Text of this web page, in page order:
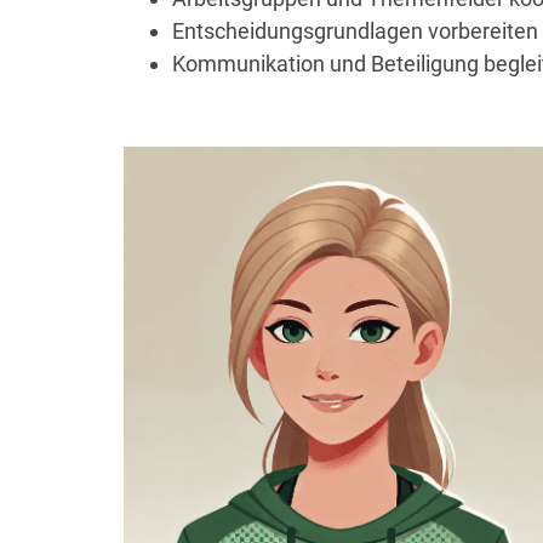
Entscheidungsgrundlagen vorbereiten
Kommunikation und Beteiligung